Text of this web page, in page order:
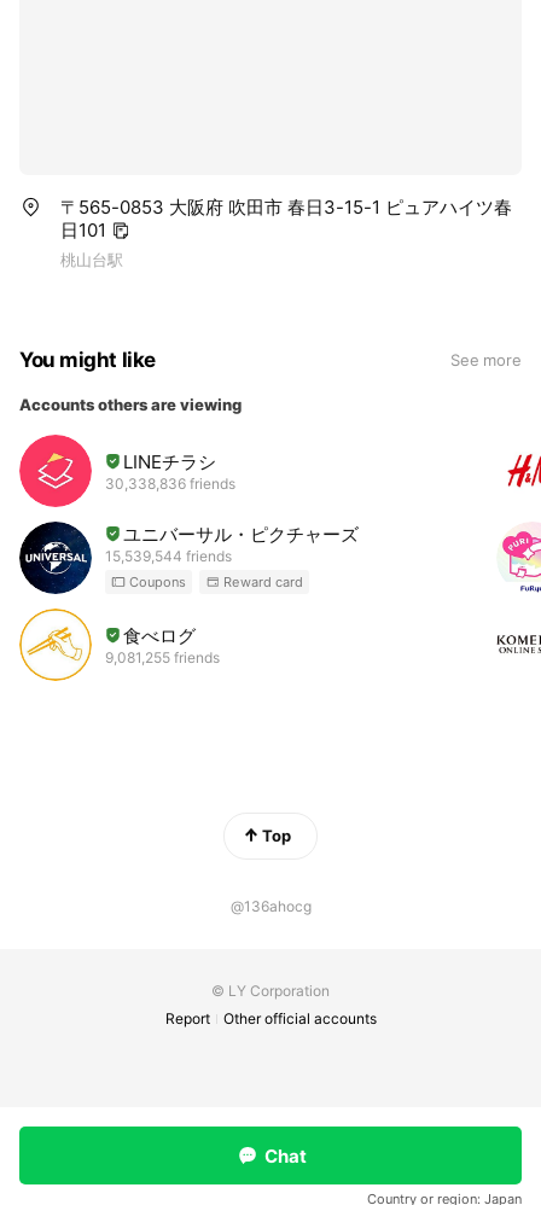
〒565-0853 大阪府 吹田市 春日3-15-1 ピュアハイツ春
日101
桃山台駅
You might like See more
Accounts others are viewing
LINEチラシ
30,338,836 friends
ユニバーサル・ピクチャーズ
15,539,544 friends
Coupons Reward card
食べログ
9,081,255 friends
Top
@136ahocg
© LY Corporation
Report
Other official accounts
Chat
Country or region: Japan